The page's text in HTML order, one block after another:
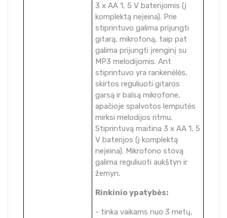
3 x AA 1, 5 V baterijomis (į
komplektą neįeina). Prie
stiprintuvo galima prijungti
gitarą, mikrofoną, taip pat
galima prijungti įrenginį su
MP3 melodijomis. Ant
stiprintuvo yra rankenėlės,
skirtos reguliuoti gitaros
garsą ir balsą mikrofone,
apačioje spalvotos lemputės
mirksi melodijos ritmu.
Stiprintuvą maitina 3 x AA 1, 5
V baterijos (į komplektą
neįeina). Mikrofono stovą
galima reguliuoti aukštyn ir
žemyn.
Rinkinio ypatybės:
- tinka vaikams nuo 3 metų,